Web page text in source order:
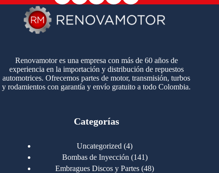
Renovamotor es una empresa con más de 60 años de
experiencia en la importación y distribución de repuestos
automotrices. Ofrecemos partes de motor, transmisión, turbos
y rodamientos con garantía y envío gratuito a todo Colombia.
Categorías
Uncategorized 44
productos
Bombas de Inyección 141141
productos
Embragues Discos y Partes 4848